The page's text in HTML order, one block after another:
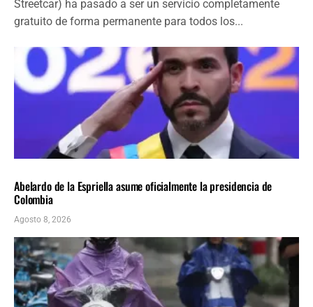
Streetcar) ha pasado a ser un servicio completamente
gratuito de forma permanente para todos los...
Abelardo de la Espriella asume oficialmente la presidencia de
Colombia
Agosto 8, 2026